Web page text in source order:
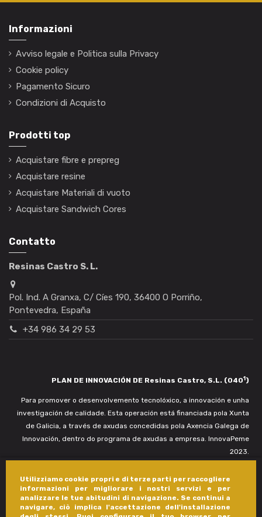
Utilizziamo cookie propri e di terze parti per raccogliere
informazioni per migliorare i nostri servizi e per
analizzare le tue abitudini di navigazione. Se continui a
navigare, ciò implica l'accettazione dell'installazione
Informazioni
Avviso legale e Politica sulla Privacy
Cookie policy
Pagamento Sicuro
Condizioni di Acquisto
Prodotti top
Acquistare fibre e prepreg
Acquistare resine
Acquistare Materiali di vuoto
Acquistare Sandwich Cores
Contatto
Resinas Castro S. L.
Pol. Ind. A Granxa, C/ Cíes 190, 36400 O Porriño,
Pontevedra, España
+34 986 34 29 53
PLAN DE INNOVACIÓN DE Resinas Castro, S.L. (0401)
Para promover o desenvolvemento tecnolóxico, a innovación e unha
investigación de calidade. Esta operación está financiada pola Xunta
de Galicia, a través de axudas concedidas pola Axencia Galega de
Innovación, dentro do programa de axudas a empresa. InnovaPeme
2023.